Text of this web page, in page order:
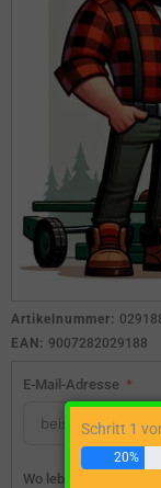
Artikelnummer:
EAN: 9007282029188
E-Mail-Adresse
Wo lebst du?
Schritt 1
20%